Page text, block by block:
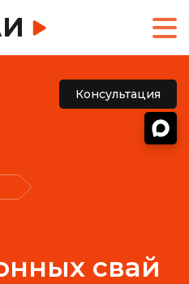
Консультация
свай